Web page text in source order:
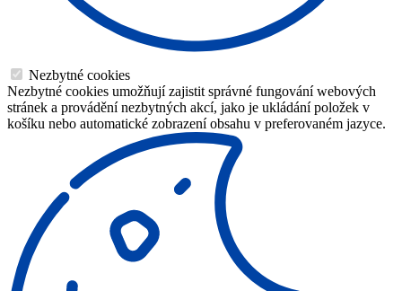
Nezbytné cookies
Nezbytné cookies umožňují zajistit správné fungování webových
stránek a provádění nezbytných akcí, jako je ukládání položek v
košíku nebo automatické zobrazení obsahu v preferovaném jazyce.